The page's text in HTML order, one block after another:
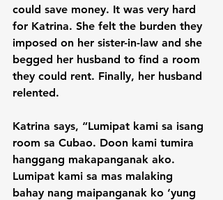
could save money. It was very hard
for Katrina. She felt the burden they
imposed on her sister-in-law and she
begged her husband to find a room
they could rent. Finally, her husband
relented.
Katrina says, “Lumipat kami sa isang
room sa Cubao. Doon kami tumira
hanggang makapanganak ako.
Lumipat kami sa mas malaking
bahay nang maipanganak ko ‘yung